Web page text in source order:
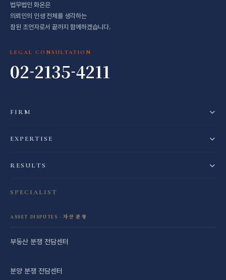
법무법인 화온은
의뢰인의 인생 전체를 생각하는
참된 조언자로서 끝까지 함께하겠습니다.
LEGAL CONSULTATION
02-2135-4211
FIRM
EXPERTISE
RESULTS
SPECIALIST
ASSET DISPUTES · 자산 분쟁
부동산 분쟁 전담센터
분양 분쟁 전담센터